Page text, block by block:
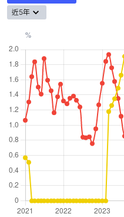
近5年